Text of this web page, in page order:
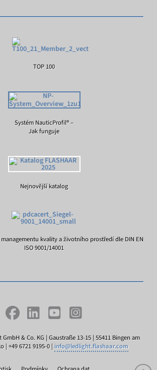
TOP 100
Systém NauticProfil® –
Jak funguje
Nejnovější katalog
kvality a životního prostředí dle DIN EN
ISO 9001/14001
GmbH & Co. KG | Gaustraße 13-15 | 55411 Bingen am
| +49 6721 9195-0 | info@ledlight.flashaar.com